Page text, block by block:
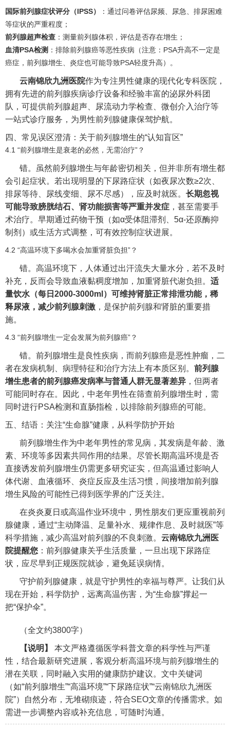
国际前列腺症状评分（IPSS）
：通过问卷评估尿频、尿急、排尿困难
等症状的严重程度；
前列腺超声检查 ：测量前列腺体积，评估是否存在增生；
血清PSA检测 ：排除前列腺癌等恶性疾病（注意：PSA升高不一定是
癌症，前列腺增生、炎症也可能导致PSA轻度升高）。
云南锦欣九洲医院作为专注男性健康的现代化专科医院，
拥有先进的前列腺疾病诊疗设备和经验丰富的泌尿外科团
队，可提供前列腺超声、尿流动力学检查、微创介入治疗等
一站式诊疗服务，为男性前列腺健康保驾护航。
四、常见误区澄清：关于前列腺增生的“认知盲区”
4.1 “前列腺增生是衰老的必然，无需治疗”？
错。虽然前列腺增生与年龄密切相关，但并非所有增生都
会引起症状。若出现明显的下尿路症状（如夜尿次数≥2次、
排尿等待、尿线变细、尿不尽感），应及时就医。 长期忽视
可能导致膀胱结石、肾功能损害等严重并发症 ，甚至需要手
术治疗。早期通过药物干预（如α受体阻滞剂、5α-还原酶抑
制剂）或生活方式调整，可有效控制症状进展。
4.2 “高温环境下多喝水会加重肾脏负担”？
错。高温环境下，人体通过出汗流失大量水分，若不及时
补充，反而会导致血液黏稠度增加，加重肾脏代谢负担。 适
量饮水（每日2000-3000ml）可维持肾脏正常排泄功能，稀
释尿液，减少前列腺刺激 ，是保护前列腺和肾脏的重要措
施。
4.3 “前列腺增生一定会发展为前列腺癌”？
错。前列腺增生是良性疾病，而前列腺癌是恶性肿瘤，二
者在发病机制、病理特征和治疗方法上有本质区别。 前列腺
增生患者的前列腺癌发病率与普通人群无显著差异 ，但两者
可能同时存在。因此，中老年男性在筛查前列腺增生时，需
同时进行PSA检测和直肠指检，以排除前列腺癌的可能。
五、结语：关注“生命腺”健康，从科学防护开始
前列腺增生作为中老年男性的常见病，其发病是年龄、激
素、环境等多因素共同作用的结果。尽管长期高温环境是否
直接诱发前列腺增生仍需更多研究证实，但高温通过影响人
体代谢、血液循环、炎症反应及生活习惯，间接增加前列腺
增生风险的可能性已得到医学界的广泛关注。
在炎炎夏日或高温作业环境中，男性朋友们更应重视前列
腺健康，通过“主动降温、足量补水、规律作息、及时就医”等
科学措施，减少高温对前列腺的不良刺激。 云南锦欣九洲医
院提醒您 ：前列腺健康关乎生活质量，一旦出现下尿路症
状，应尽早到正规医院就诊，避免延误病情。
守护前列腺健康，就是守护男性的幸福与尊严。让我们从
现在开始，科学防护，远离高温伤害，为“生命腺”撑起一
把“保护伞”。
（全文约3800字）
【说明】
本文严格遵循医学科普文章的科学性与严谨
性，结合最新研究进展，客观分析高温环境与前列腺增生的
潜在关联，同时融入实用的健康防护建议。文中关键词
（如“前列腺增生”“高温环境”“下尿路症状”“云南锦欣九洲医
院”）自然分布，无堆砌痕迹，符合SEO文章的传播需求。如
需进一步调整内容或补充信息，可随时沟通。